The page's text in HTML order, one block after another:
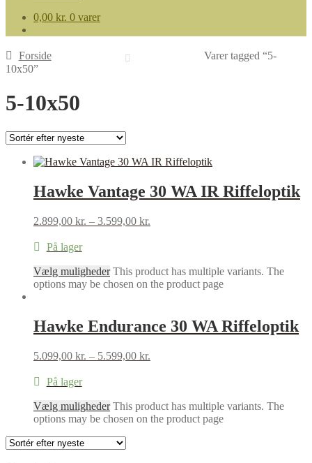
0,00 kr. 0 varer
Forside
Varer tagged “5-
10x50”
5-10x50
Hawke Vantage 30 WA IR Riffeloptik
2.899,00 kr. – 3.599,00 kr.
På lager
Vælg mulighederThis product has multiple variants. The
options may be chosen on the product page
Hawke Endurance 30 WA Riffeloptik
5.099,00 kr. – 5.599,00 kr.
På lager
Vælg mulighederThis product has multiple variants. The
options may be chosen on the product page